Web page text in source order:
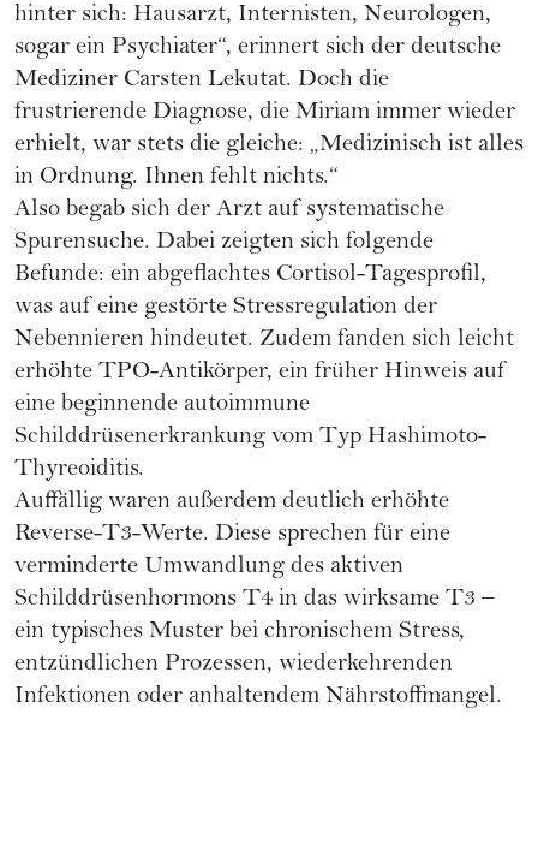
hinter sich: Hausarzt, Internisten, Neurologen,
sogar ein Psychiater“, erinnert sich der deutsche
Mediziner Carsten Lekutat. Doch die
frustrierende Diagnose, die Miriam immer wieder
erhielt, war stets die gleiche: „Medizinisch ist alles
in Ordnung. Ihnen fehlt nichts.“
Also begab sich der Arzt auf systematische
Spurensuche. Dabei zeigten sich folgende
Befunde: ein abgeflachtes Cortisol-Tagesprofil,
was auf eine gestörte Stressregulation der
Nebennieren hindeutet. Zudem fanden sich leicht
erhöhte TPO-Antikörper, ein früher Hinweis auf
eine beginnende autoimmune
Schilddrüsenerkrankung vom Typ Hashimoto-
Thyreoiditis.
Auffällig waren außerdem deutlich erhöhte
Reverse-T3-Werte. Diese sprechen für eine
verminderte Umwandlung des aktiven
Schilddrüsenhormons T4 in das wirksame T3 –
ein typisches Muster bei chronischem Stress,
entzündlichen Prozessen, wiederkehrenden
Infektionen oder anhaltendem Nährstoffmangel.